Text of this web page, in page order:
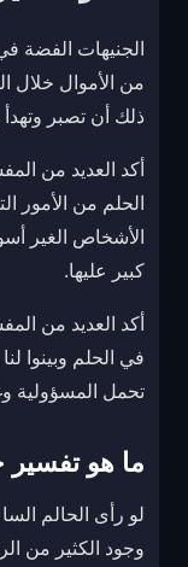
الجنيهات الفضة
من الأموال خلال
ذلك أن تصبر
أكد العديد من
الحلم من الأمور
الأشخاص الغير
كبير عليها.
أكد العديد من
في الحلم وبينوا
تحمل المسؤولية
ما هو تفسير
لو رأى الحالم
وجود الكثير من